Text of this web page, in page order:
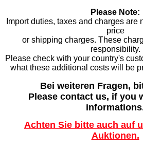
Please Note:
Import duties, taxes and charges are
price
or shipping charges. These
responsibility.
Please check with your country's
what these additional costs will be
Bei weiteren Fragen,
Please contact us, if you
Achten Sie bitte auch auf
Auktionen.